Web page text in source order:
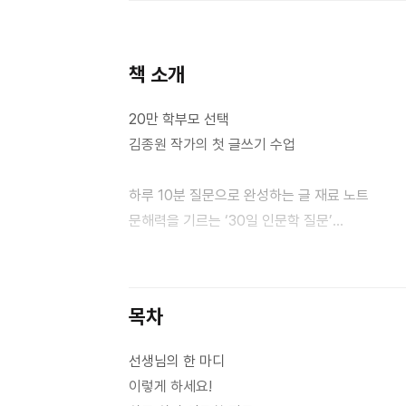
책 소개
20만 학부모 선택
김종원 작가의 첫 글쓰기 수업
하루 10분 질문으로 완성하는 글 재료 노트
문해력을 기르는 ‘30일 인문학 질문’
〈어린이를 위한 30일 인문학 글쓰기의 기적〉
필사’, ‘30일의 질문’, ‘30개의 단어’를 아이가
〈하루 하나 인문학 질문〉은 30일 동안 아이가 ‘
담은 워크북이다. 1단계 개념 잡기에서 짧은 글
목차
선생님의 한 마디
이렇게 하세요!